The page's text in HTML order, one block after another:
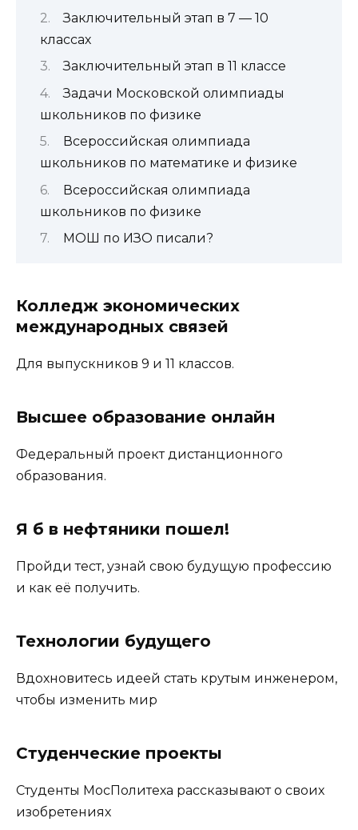
Заключительный этап в 7 — 10
классах
Заключительный этап в 11 классе
Задачи Московской олимпиады
школьников по физике
Всероссийская олимпиада
школьников по математике и физике
Всероссийская олимпиада
школьников по физике
МОШ по ИЗО писали?
Колледж экономических
международных связей
Для выпускников 9 и 11 классов.
Высшее образование онлайн
Федеральный проект дистанционного
образования.
Я б в нефтяники пошел!
Пройди тест, узнай свою будущую профессию
и как её получить.
Технологии будущего
Вдохновитесь идеей стать крутым инженером,
чтобы изменить мир
Студенческие проекты
Студенты МосПолитеха рассказывают о своих
изобретениях